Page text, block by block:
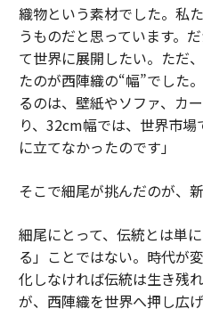
織物という素材でした。私
うものだと思っています。
て世界に展開したい。ただ
たのが西陣織の“幅”でした
るのは、壁紙やソファ、カ
り、32cm幅では、世界市
に立てなかったのです」
そこで細尾が挑んだのが、
細尾にとって、伝統とは単
る」ことではない。時代が
化しなければ伝統は生き
が、西陣織を世界へ押し広